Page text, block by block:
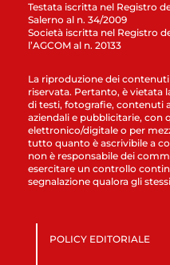
Testata iscritta nel Registro
Salerno al n. 34/2009
Società iscritta nel Registro
l’AGCOM al n. 20133
La riproduzione dei
riservata. Pertanto, è vietata
di testi, fotografie, contenuti
aziendali e pubblicitarie, con
elettronico/digitale o per
tutto quanto è ascrivibile a
non è responsabile dei
esercitare un controllo
segnalazione qualora gli
POLICY EDITORIALE